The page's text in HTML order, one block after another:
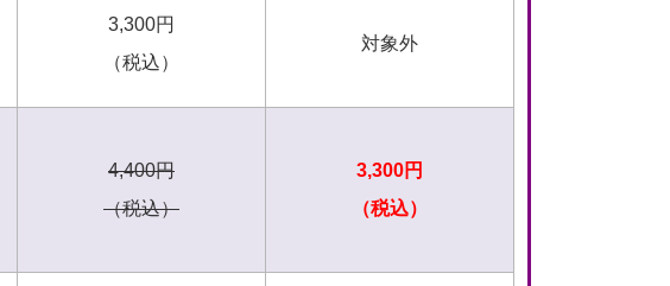
3,300円
（税込）
対象外
4,400円
（税込）
3,300円
（税込）